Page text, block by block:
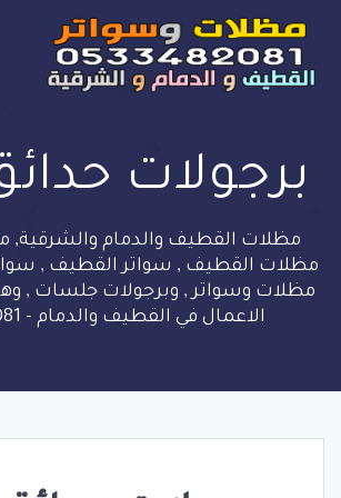
to
content
برجولات حدائق
مظلات القطيف والدمام والشرقية,
مظلات القطيف , سواتر القطيف ,
مظلات وسواتر , وبرجولات جلسات ,
الاعمال في القطيف والدمام - 0533482081